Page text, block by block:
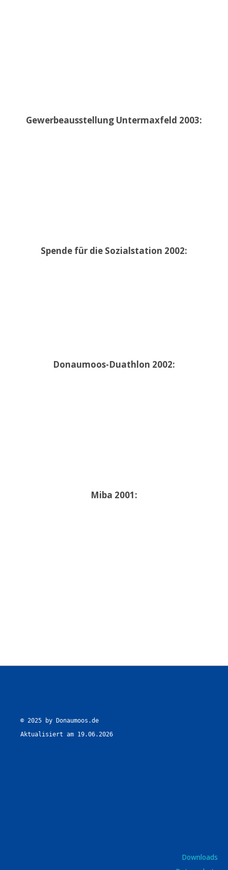
Gewerbeausstellung Untermaxfeld 2003:
Spende für die Sozialstation 2002:
Donaumoos-Duathlon 2002:
Miba 2001:
© 2025 by Donaumoos.de
Aktualisiert am 19.06.2026
Downloads